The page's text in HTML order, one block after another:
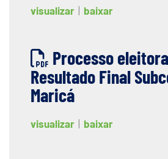
visualizar baixar
Processo
Resultado Final
Maricá
visualizar baixar